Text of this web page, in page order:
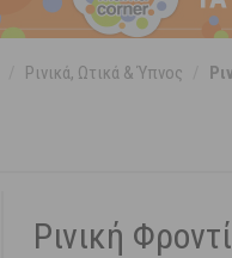
Ρινικά, Ωτικά & Ύπνος
Ρινική